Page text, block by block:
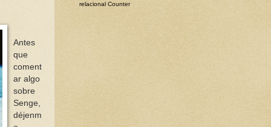
Antes
que
coment
ar algo
sobre
Senge,
déjenm
relacional Counter